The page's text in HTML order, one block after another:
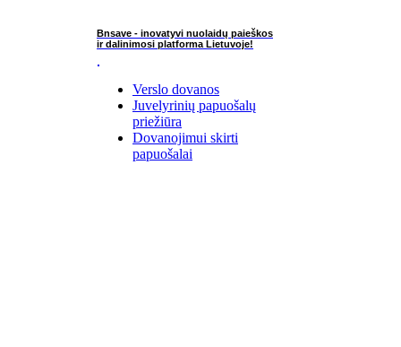
Bnsave - inovatyvi nuolaidų paieškos
ir dalinimosi platforma Lietuvoje!
Verslo dovanos
Juvelyrinių papuošalų
priežiūra
Dovanojimui skirti
papuošalai